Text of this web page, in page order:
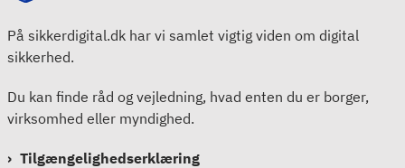
På sikkerdigital.dk har vi samlet vigtig viden om digital
sikkerhed.
Du kan finde råd og vejledning, hvad enten du er borger,
virksomhed eller myndighed.
Tilgængelighedserklæring